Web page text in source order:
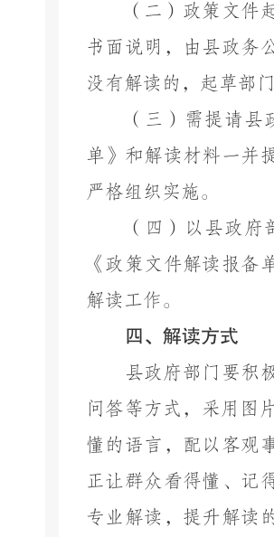
（二）政策文件
书面说明，由县政务
没有解读的，起草部
（三）需提请
单》和解读材料一并
严格组织实施。
（四）以县政
《政策文件解读报备
解读工作。
四、解读方式
县政府部门要积
问答等方式，采用图
懂的语言，配以客观
正让群众看得懂、记
专业解读，提升解读